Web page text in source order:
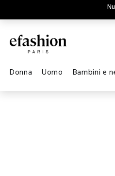
Donna Uomo Bambini e